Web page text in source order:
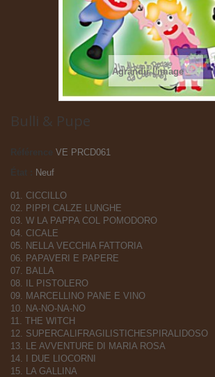
Agrandir l'image
Bulli & Pupe
Référence
VE PRCD061
Neuf
01. CICCILLO
02. PIPPI CALZE LUNGHE
03. W LA PAPPA COL POMODORO
04. CICALE
05. NELLA VECCHIA FATTORIA
06. PAPAVERI E PAPERE
07. BALLA
08. IL PISTOLERO
09. MARCELLINO PANE E VINO
10. NA-NO-NA-NO
11. THE WITCH
12. SUPERCALIFRAGILISTICHESPIRALIDOSO
13. LE AVVENTURE DI MARIA ROSA
14. I DUE LIOCORNI
15. LA GALLINA